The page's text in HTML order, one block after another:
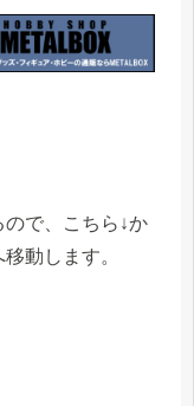
で、こちら↓か
動します。